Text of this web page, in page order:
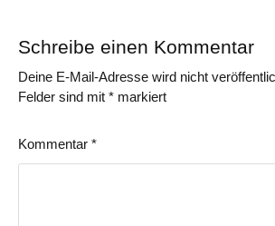
Schreibe einen Kommentar
Deine E-Mail-Adresse wird nicht
Felder sind mit * markiert
Kommentar *